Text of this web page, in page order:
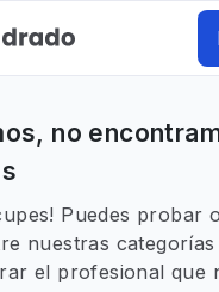
no
Puedes probar
nuestras categorías
el profesional que